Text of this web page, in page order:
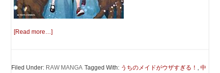
[Read more…]
Filed Under: RAW MANGA Tagged With: うちのメイドがウザすぎる！ ,中